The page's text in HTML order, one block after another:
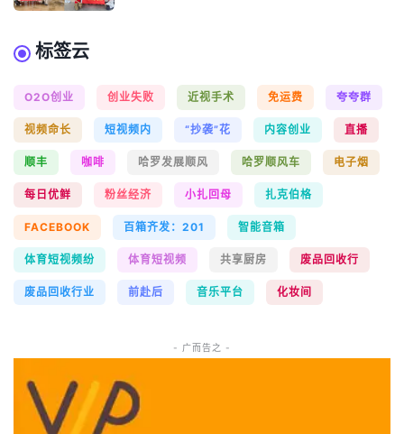
标签云
O2O创业 创业失败 近视手术 免运费 夸夸群
视频命长 短视频内 “抄袭”花 内容创业 直播
顺丰 咖啡 哈罗发展顺风 哈罗顺风车 电子烟
每日优鲜 粉丝经济 小扎回母 扎克伯格
FACEBOOK 百箱齐发：201 智能音箱
体育短视频纷 体育短视频 共享厨房 废品回收行
废品回收行业 前赴后 音乐平台 化妆间
- 广而告之 -